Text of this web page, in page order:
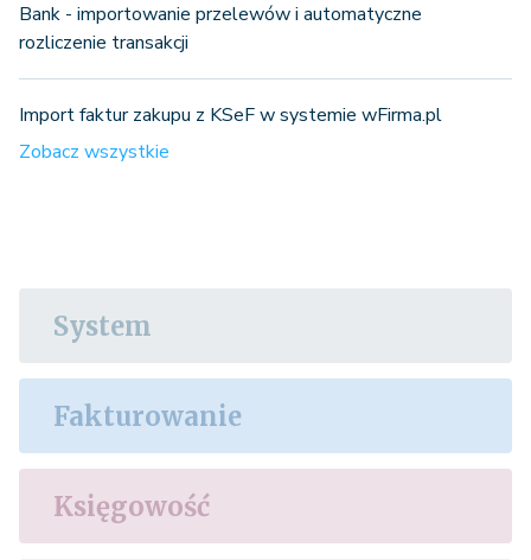
Bank - importowanie przelewów i automatyczne
rozliczenie transakcji
Import faktur zakupu z KSeF w systemie wFirma.pl
Zobacz wszystkie
System
Fakturowanie
Księgowość